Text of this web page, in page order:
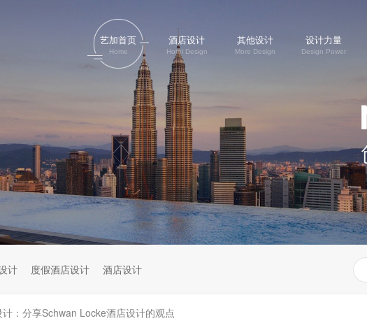
艺加首页
Home
酒店设计
Hotel Design
其他设计
More Design
设计力量
Design Power
计 度假酒店设计 酒店设计
：分享Schwan Locke酒店设计的观点